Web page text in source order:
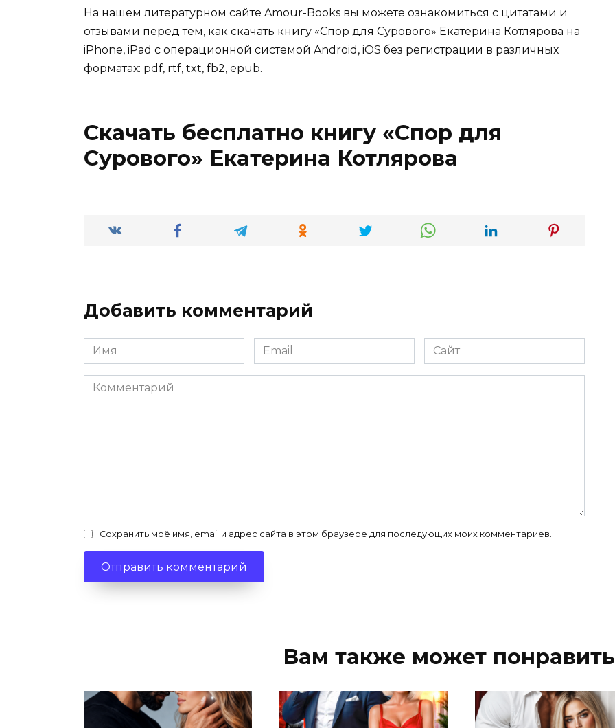
На нашем литературном сайте Amour-Books вы можете ознакомиться с цитатами и
отзывами перед тем, как скачать книгу «Спор для Сурового» Екатерина Котлярова на
iPhone, iPad с операционной системой Android, iOS без регистрации в различных
форматах: pdf, rtf, txt, fb2, epub.
Скачать бесплатно книгу «Спор для
Сурового» Екатерина Котлярова
Добавить комментарий
Имя
*
Email
*
Сайт
Комментарий
Сохранить моё имя, email и адрес сайта в этом браузере для последующих моих комментариев.
Вам также может